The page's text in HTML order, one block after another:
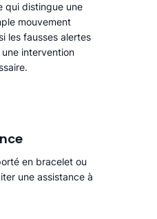
qui distingue une
mouvement
les fausses alertes
intervention
en bracelet ou
une assistance à